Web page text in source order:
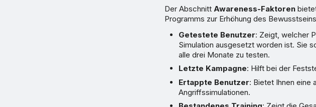
Der Abschnitt Awareness-Faktoren
Programms zur Erhöhung des
Getestete Benutzer: Zeigt, welcher
Simulation ausgesetzt worden ist. Sie
alle drei Monate zu testen.
Letzte Kampagne: Hilft bei der
Ertappte Benutzer: Bietet Ihnen eine
Angriffssimulationen.